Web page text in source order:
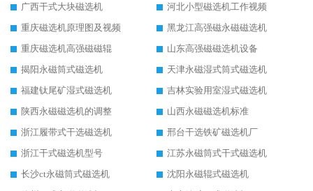
广西干式大块磁选机
河北小型磁选机工作视频
重庆磁选机原理图及视频
黑龙江高强磁永磁磁选机
重庆磁选机高强磁磁辊
山东高强磁磁选机设备
揭阳永磁筒式磁选机
天津永磁湿式筒式磁选机
福建钛尾矿湿式磁选机
吉林实验用室湿式磁选机
陕西永磁磁选机的调整
山西永磁磁选机标准
浙江履带式干选磁选机
邢台干选铁矿磁选机厂
浙江干式磁选机型号
江苏永磁筒式干式磁选机
长沙ct永磁筒式磁选机
沈阳永磁辊式磁选机